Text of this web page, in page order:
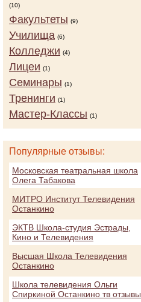
(10)
Факультеты (9)
Училища (6)
Колледжи (4)
Лицеи (1)
Семинары (1)
Тренинги (1)
Мастер-Классы (1)
Популярные отзывы:
Московская театральная школа
Олега Табакова
МИТРО Институт Телевидения
Останкино
ЭКТВ Школа-студия Эстрады,
Кино и Телевидения
Высшая Школа Телевидения
Останкино
Школа телевидения Ольги
Спиркиной Останкино тв отзывы